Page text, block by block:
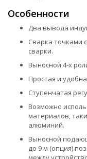
Особенности
Два вывода
Сварка точками
сварки.
Выносной 4-х
Простая и
Ступенчатая
Возможно
материалов,
алюминий.
Выносной
до 9 м (опция)